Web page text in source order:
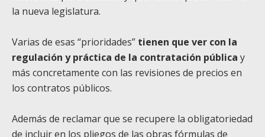
la nueva legislatura.
Varias de esas “prioridades” tienen que ver con la
regulación y práctica de la contratación pública y
más concretamente con las revisiones de precios en
los contratos públicos.
Además de reclamar que se recupere la obligatoriedad
de incluir en los pliegos de las obras fórmulas de